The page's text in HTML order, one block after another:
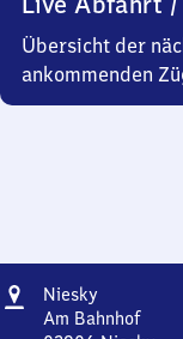
Übersicht der
ankommenden
Adresse
Niesky
Am Bahnhof